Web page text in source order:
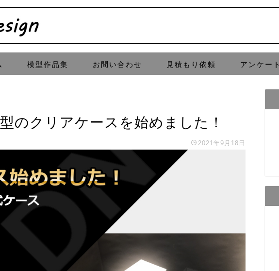
模型作品集 お問い合わせ 見積もり依頼 アンケート
のクリアケースを始めました！
2021年9月18日